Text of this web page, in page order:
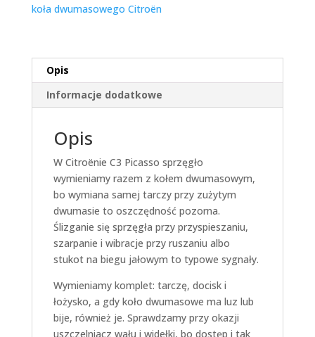
koła dwumasowego Citroën
Opis
Informacje dodatkowe
Opis
W Citroënie C3 Picasso sprzęgło
wymieniamy razem z kołem dwumasowym,
bo wymiana samej tarczy przy zużytym
dwumasie to oszczędność pozorna.
Ślizganie się sprzęgła przy przyspieszaniu,
szarpanie i wibracje przy ruszaniu albo
stukot na biegu jałowym to typowe sygnały.
Wymieniamy komplet: tarczę, docisk i
łożysko, a gdy koło dwumasowe ma luz lub
bije, również je. Sprawdzamy przy okazji
uszczelniacz wału i widełki, bo dostęp i tak